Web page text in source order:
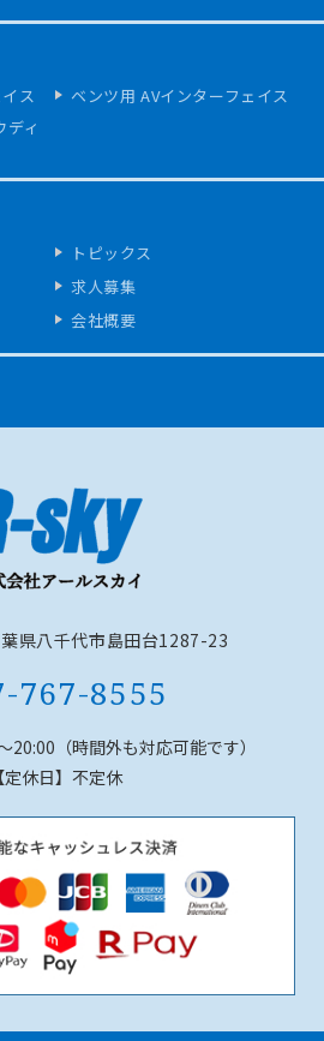
ス
ベンツ用 AVインターフェイス
ディ
トピックス
求人募集
会社概要
県八千代市島田台1287-23
767-8555
20:00（時間外も対応可能です）
【定休日】不定休